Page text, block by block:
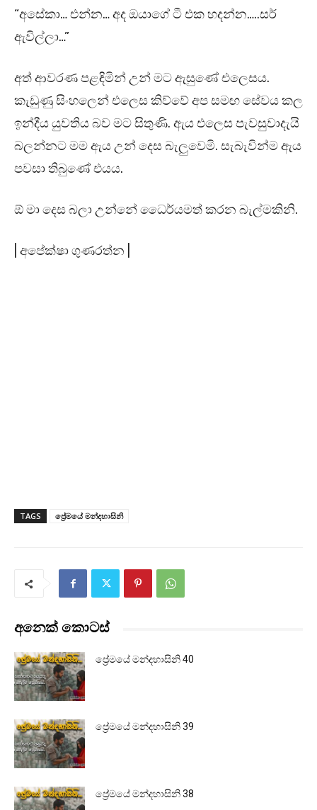
“අසේකා… එන්න… අද ඔයාගේ ටී එක හදන්න…..සර්
ඇවිල්ලා…”
අත් ආවරණ පළඳිමින් උන් මට ඇසුණේ එලෙසය.
කැඩුණු සිංහලෙන් එලෙස කිව්වේ අප සමඟ සේවය කල
ඉන්දීය යුවතිය බව මට සිතුණි. ඇය එලෙස පැවසුවාදැයි
බලන්නට මම ඇය උන් දෙස බැලුවෙමි. සැබැවින්ම ඇය
පවසා තිබුණේ එයය.
ඕ මා දෙස බලා උන්නේ ධෛර්යමත් කරන බැල්මකිනි.
| අපේක්ෂා ගුණරත්න |
TAGS ප්‍රේමයේ මන්දහාසිනි
අනෙක් කොටස්
ප්‍රේමයේ මන්දහාසිනි 40
ප්‍රේමයේ මන්දහාසිනි 39
ප්‍රේමයේ මන්දහාසිනි 38